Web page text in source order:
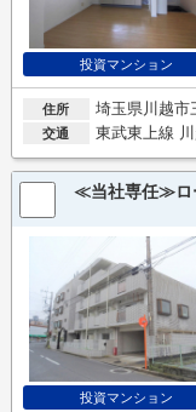
投資マンション
住所 埼玉県川越市
交通 東武東上線
≪当社専任≫ロ
投資マンション